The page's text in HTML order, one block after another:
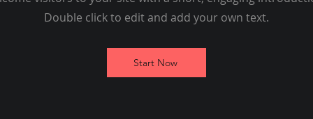
Double click to edit and add your own text.
Start Now